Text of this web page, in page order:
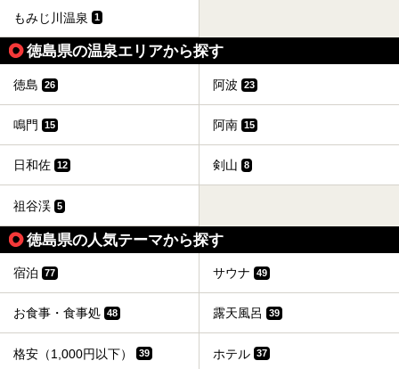
もみじ川温泉 1
徳島県の温泉エリアから探す
徳島 26 阿波 23
鳴門 15 阿南 15
日和佐 12 剣山 8
祖谷渓 5
徳島県の人気テーマから探す
宿泊 77 サウナ 49
お食事・食事処 48 露天風呂 39
格安（1,000円以下） 39 ホテル 37